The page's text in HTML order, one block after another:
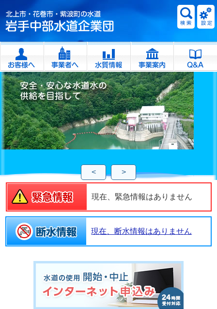
< >
現在、緊急情報はありません
現在、断水情報はありません